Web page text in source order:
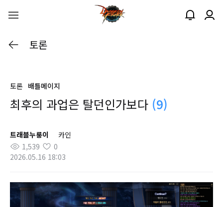
토론
토론 배틀메이지
최후의 과업은 탈던인가보다 (9)
트래블누룽이
카인
1,539
0
2026.05.16 18:03